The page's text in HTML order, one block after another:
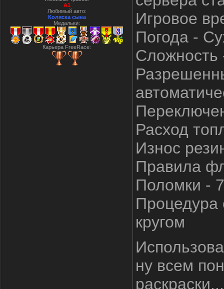
A1
Любимый авто:
Коляска сына
Медальки:
Карьера FreeRace:
Игровое
Погода -
Сложность
Расход
Износ
Правила
Поломки -
Процедура
кругом
ну всем